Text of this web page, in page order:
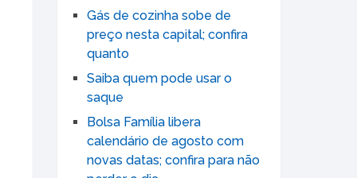
Gás de cozinha sobe de
preço nesta capital; confira
quanto
Saiba quem pode usar o
saque
Bolsa Família libera
calendário de agosto com
novas datas; confira para não